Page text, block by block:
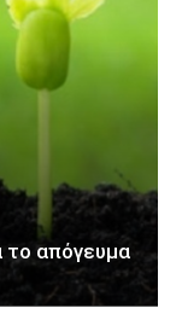
το απόγευμα